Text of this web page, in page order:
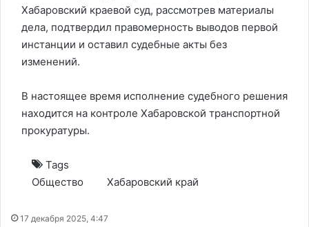
Хабаровский краевой суд, рассмотрев материалы
дела, подтвердил правомерность выводов первой
инстанции и оставил судебные акты без
изменений.
В настоящее время исполнение судебного решения
находится на контроле Хабаровской транспортной
прокуратуры.
Tags
Общество
Хабаровский край
17 декабря 2025, 4:47